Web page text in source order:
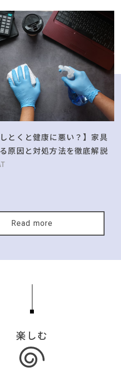
とくと健康に悪い？】家具
原因と対処方法を徹底解説
Read more
楽しむ